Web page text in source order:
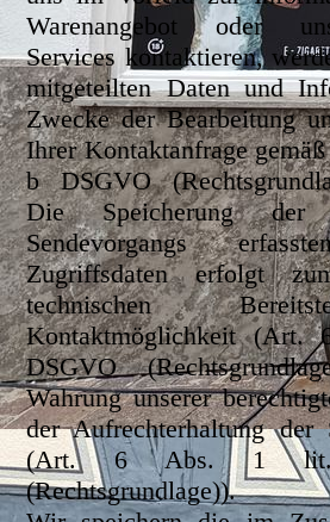
Warenangebot oder
Services kontaktieren,
mitgeteilten Daten und
Zwecke der Bearbeitung
Ihrer Kontaktanfrage
b DSGVO
Die Speicherung der
Sendevorgangs
Zugriffsdaten erfolgt
technischen
Kontaktmöglichkeit
DSGVO
Wahrung unserer
der Aufrechterhaltung der
(Art. 6 Abs. 1
(Rechtsgrundlage)).